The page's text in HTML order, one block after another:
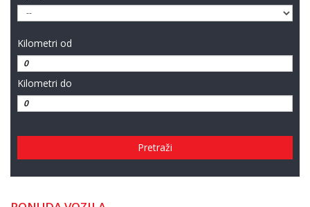
Kilometri od
Kilometri do
Pretraži